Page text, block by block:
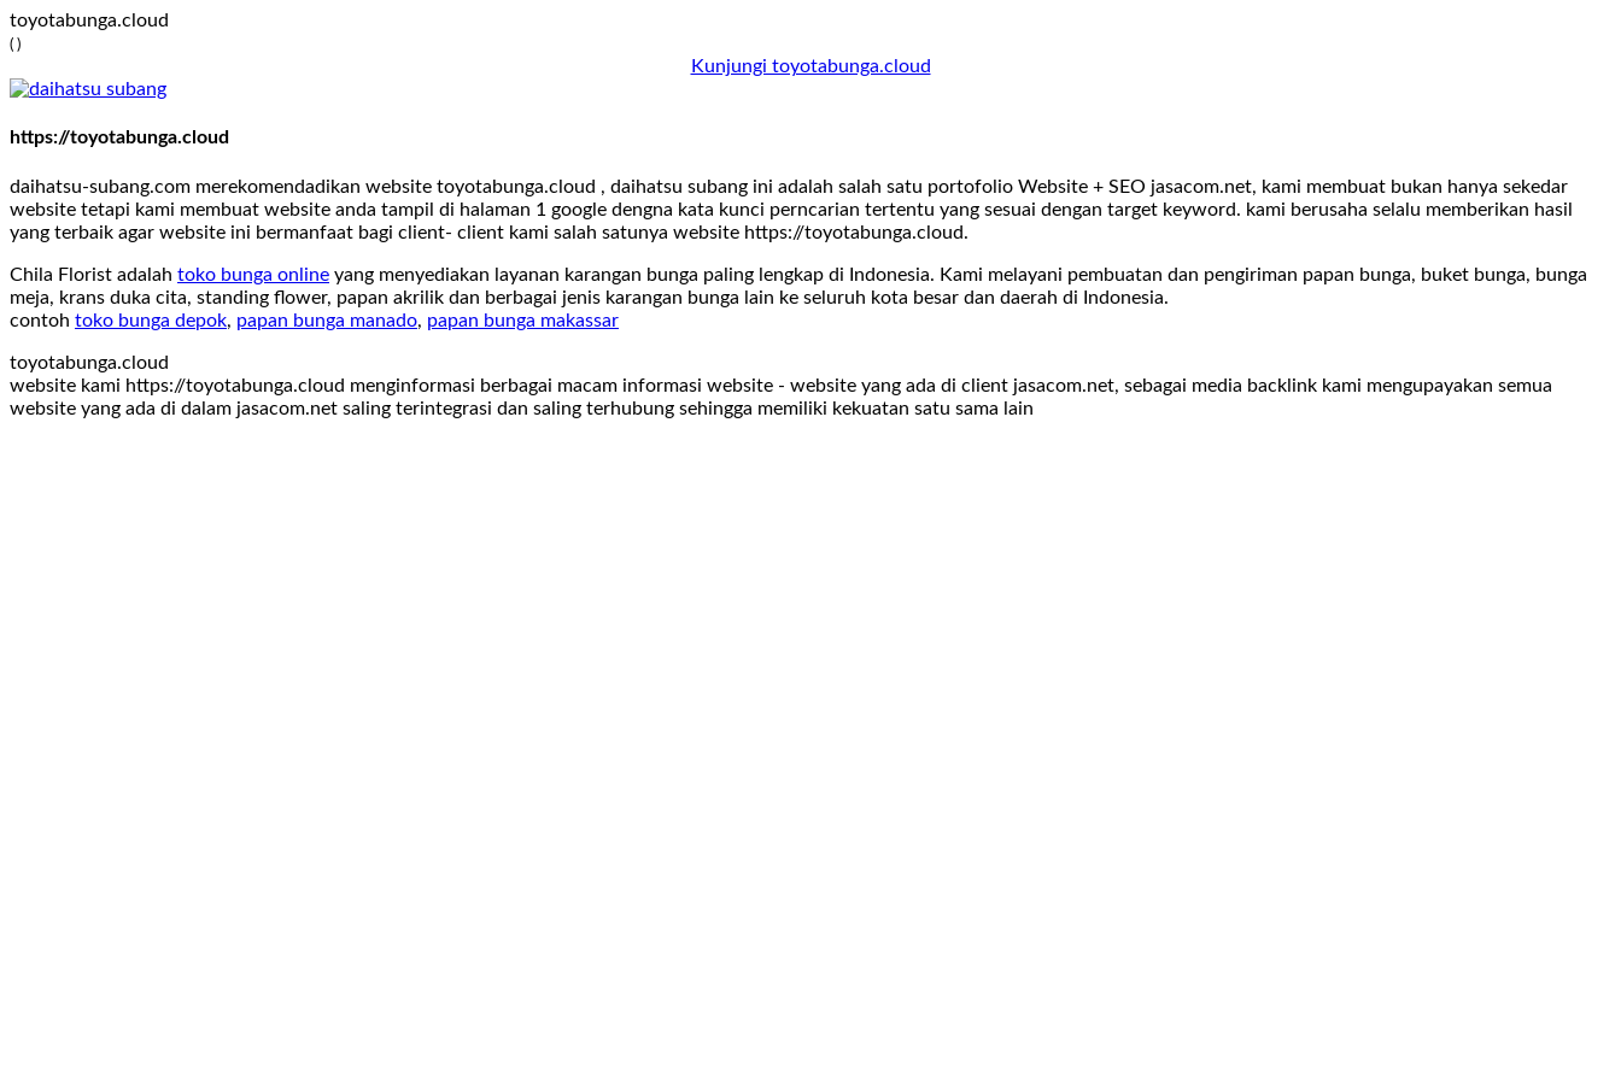
toyotabunga.cloud
( )
Kunjungi toyotabunga.cloud
https://toyotabunga.cloud
daihatsu-subang.com merekomendadikan website toyotabunga.cloud , daihatsu subang ini adalah salah satu portofolio Website + SEO jasacom.net, kami membuat bukan hanya sekedar
website tetapi kami membuat website anda tampil di halaman 1 google dengna kata kunci perncarian tertentu yang sesuai dengan target keyword. kami berusaha selalu memberikan hasil
yang terbaik agar website ini bermanfaat bagi client- client kami salah satunya website https://toyotabunga.cloud.
Chila Florist adalah toko bunga online yang menyediakan layanan karangan bunga paling lengkap di Indonesia. Kami melayani pembuatan dan pengiriman papan bunga, buket bunga, bunga
meja, krans duka cita, standing flower, papan akrilik dan berbagai jenis karangan bunga lain ke seluruh kota besar dan daerah di Indonesia.
contoh toko bunga depok, papan bunga manado, papan bunga makassar
toyotabunga.cloud
website kami https://toyotabunga.cloud menginformasi berbagai macam informasi website - website yang ada di client jasacom.net, sebagai media backlink kami mengupayakan semua
website yang ada di dalam jasacom.net saling terintegrasi dan saling terhubung sehingga memiliki kekuatan satu sama lain